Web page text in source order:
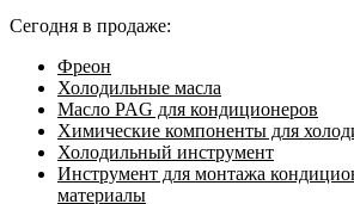
Сегодня в продаже:
Фреон
Холодильные масла
Масло PAG для кондиционеров
Химические компоненты для
Холодильный инструмент
Инструмент для монтажа
материалы